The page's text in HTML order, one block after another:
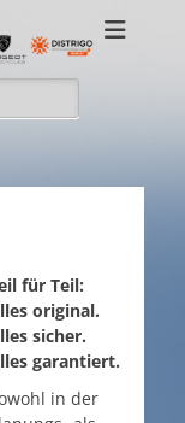
für Teil:
original.
sicher.
garantiert.
in der